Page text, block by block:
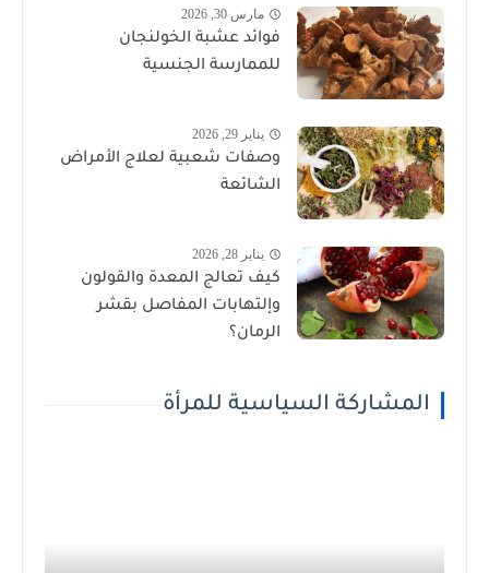
مارس 30, 2026
فوائد عشبة الخولنجان
للممارسة الجنسية
يناير 29, 2026
وصفات شعبية لعلاج الأمراض
الشائعة
يناير 28, 2026
كيف تعالج المعدة والقولون
وإلتهابات المفاصل بقشر
الرمان؟
المشاركة السياسية للمرأة